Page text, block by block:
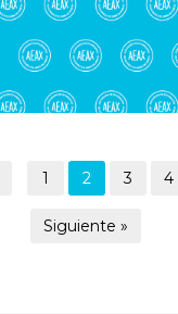
1 2 3 4
Siguiente »